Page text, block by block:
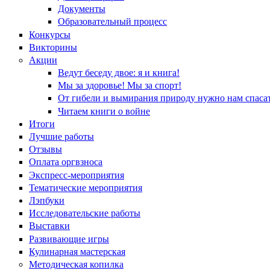
Документы
Образовательный процесс
Конкурсы
Викторины
Акции
Ведут беседу двое: я и книга!
Мы за здоровье! Мы за спорт!
От гибели и вымирания природу нужно нам
Читаем книги о войне
Итоги
Лучшие работы
Отзывы
Оплата оргвзноса
Экспресс-мероприятия
Тематические мероприятия
Лэпбуки
Исследовательские работы
Выставки
Развивающие игры
Кулинарная мастерская
Методическая копилка